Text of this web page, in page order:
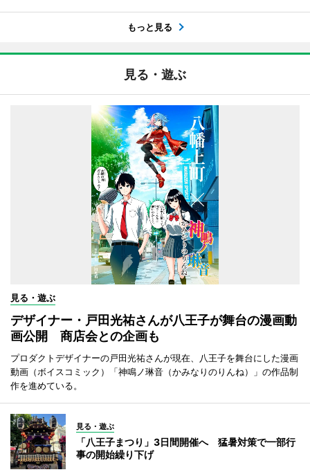
もっと見る
見る・遊ぶ
見る・遊ぶ
デザイナー・戸田光祐さんが八王子が舞台の漫画動
画公開 商店会との企画も
プロダクトデザイナーの戸田光祐さんが現在、八王子を舞台にした漫画
動画（ボイスコミック）「神鳴ノ琳音（かみなりのりんね）」の作品制
作を進めている。
見る・遊ぶ
「八王子まつり」3日間開催へ 猛暑対策で一部行
事の開始繰り下げ